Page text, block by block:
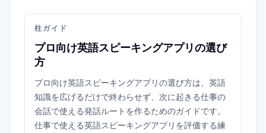
柱ガイド
プロ向け英語スピーキングアプリの選び
方
プロ向け英語スピーキングアプリの選び方は、英語
知識を広げるだけで終わらせず、次に起きる仕事の
会話で使える発話ルートを作るためのガイドです。
仕事で使える英語スピーキングアプリを評価する練